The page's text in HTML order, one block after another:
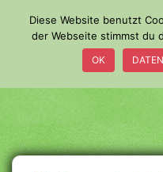
a
i
Diese Website benutzt
der Webseite stimmst du
OK